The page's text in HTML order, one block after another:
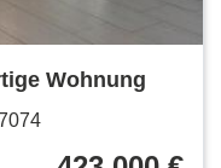
Wohnung